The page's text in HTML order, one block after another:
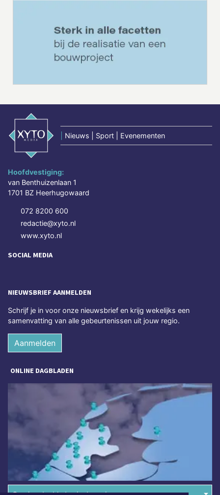
Nieuws | Sport | Evenementen
Hoofdvestiging:
van Benthuizenlaan 1
1701 BZ Heerhugowaard
072 8200 600
redactie@xyto.nl
www.xyto.nl
SOCIAL MEDIA
NIEUWSBRIEF AANMELDEN
Schrijf je in voor onze nieuwsbrief en krijg wekelijks een
samenvatting van alle gebeurtenissen uit jouw regio.
Aanmelden
ONLINE DAGBLADEN